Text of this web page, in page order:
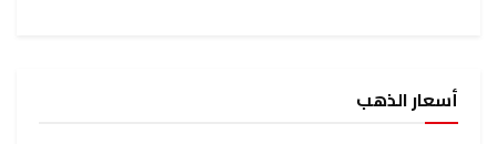
أسعار الذهب